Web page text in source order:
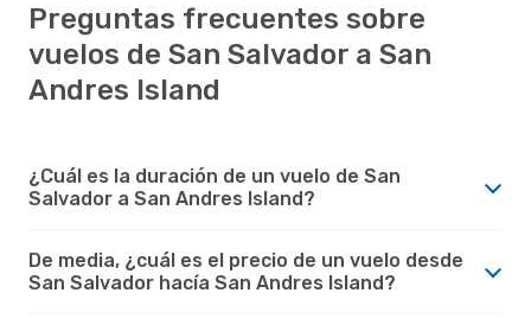
Preguntas frecuentes sobre
vuelos de San Salvador a San
Andres Island
¿Cuál es la duración de un vuelo de San
Salvador a San Andres Island?
De media, ¿cuál es el precio de un vuelo desde
San Salvador hacía San Andres Island?